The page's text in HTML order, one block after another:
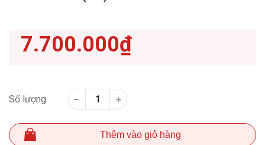
7.700.000₫
Số lượng
Thêm vào giỏ hàng